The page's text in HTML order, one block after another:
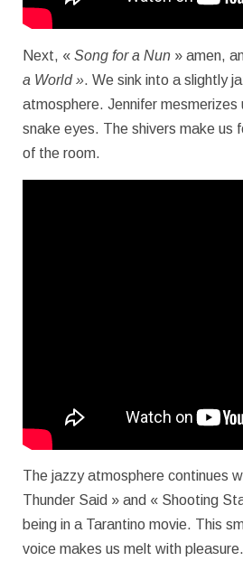
Next, « Song for a Nun » amen,
a World ». We sink into a slightly
atmosphere. Jennifer mesmerizes
snake eyes. The shivers make us
of the room.
The jazzy atmosphere continues
Thunder Said » and « Shooting
being in a Tarantino movie. This
voice makes us melt with pleasure.